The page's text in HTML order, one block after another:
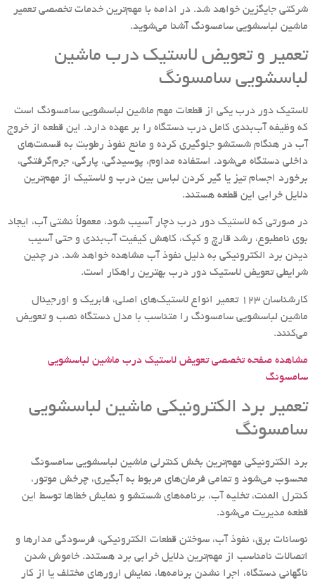
شرکتی جایگزین خواهد شد. در ادامه با مهم‌ترین خدمات تخصصی تعمیر
ماشین لباسشویی سامسونگ آشنا می‌شوید.
تعمیر و تعویض لاستیک درب ماشین
لباسشویی سامسونگ
لاستیک دور درب یکی از قطعات مهم ماشین لباسشویی سامسونگ است
که وظیفه آب‌بندی کامل درب دستگاه را بر عهده دارد. این قطعه از خروج
آب در هنگام شستشو جلوگیری کرده و مانع نفوذ رطوبت به قسمت‌های
داخلی دستگاه می‌شود. استفاده مداوم، پوسیدگی، پارگی، جرم‌گرفتگی،
برخورد اجسام تیز یا گیر کردن لباس بین درب و لاستیک از مهم‌ترین
دلایل خرابی این قطعه هستند.
در صورتی که لاستیک دور درب دچار آسیب شود، معمولاً نشتی آب، ایجاد
بوی نامطبوع، رشد قارچ و کپک، کاهش کیفیت آب‌بندی و حتی آسیب
دیدن برد الکترونیکی به دلیل نفوذ آب مشاهده خواهد شد. در چنین
شرایطی تعویض لاستیک دور درب بهترین راهکار است.
کارشناسان 123 تعمیر انواع لاستیک‌های اصلی، فابریک و اورجینال
ماشین لباسشویی سامسونگ را متناسب با مدل دستگاه نصب و تعویض
می‌کنند.
مشاهده صفحه تخصصی تعویض لاستیک درب ماشین لباسشویی
سامسونگ
تعمیر برد الکترونیکی ماشین لباسشویی
سامسونگ
برد الکترونیکی مهم‌ترین بخش کنترلی ماشین لباسشویی سامسونگ
محسوب می‌شود و تمامی فرمان‌های مربوط به آبگیری، چرخش موتور،
کنترل المنت، تخلیه آب، برنامه‌های شستشو و نمایش خطاها توسط این
قطعه مدیریت می‌شود.
نوسانات برق، نفوذ آب، سوختن قطعات الکترونیکی، فرسودگی مدارها و
اتصالات نامناسب از مهم‌ترین دلایل خرابی برد هستند. خاموش شدن
ناگهانی دستگاه، اجرا نشدن برنامه‌ها، نمایش ارورهای مختلف یا از کار